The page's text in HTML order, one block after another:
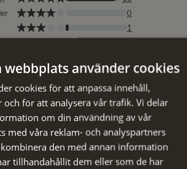
webbplats använder cookies
cookies för att anpassa innehåll,
och för att analysera vår trafik. Vi delar
om din användning av vår
med våra reklam- och analyspartners
den med annan information
tillhandahållit dem eller som de har